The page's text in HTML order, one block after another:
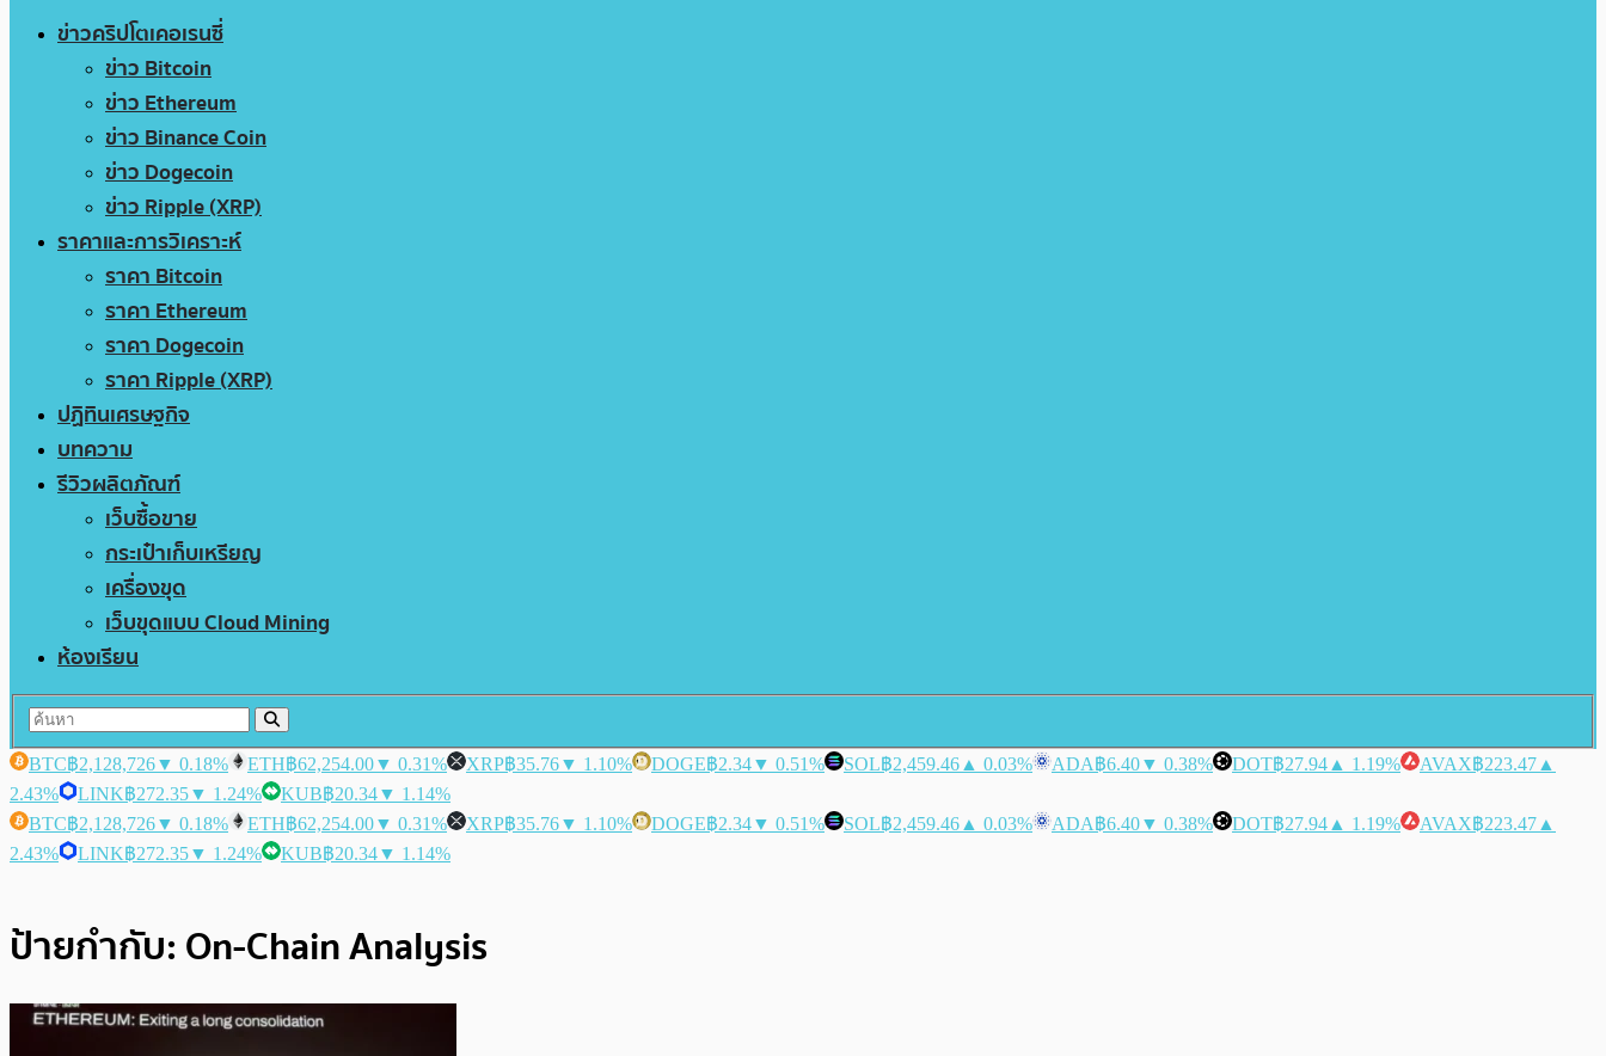
ข่าวคริปโตเคอเรนซี่
ข่าว Bitcoin
ข่าว Ethereum
ข่าว Binance Coin
ข่าว Dogecoin
ข่าว Ripple (XRP)
ราคาและการวิเคราะห์
ราคา Bitcoin
ราคา Ethereum
ราคา Dogecoin
ราคา Ripple (XRP)
ปฏิทินเศรษฐกิจ
บทความ
รีวิวผลิตภัณฑ์
เว็บซื้อขาย
กระเป๋าเก็บเหรียญ
เครื่องขุด
เว็บขุดแบบ Cloud Mining
ห้องเรียน
BTC฿2,128,726▼ 0.18% ETH฿62,254.00▼ 0.31% XRP฿35.76▼ 1.10% DOGE฿2.34▼ 0.51% SOL฿2,459.46 ▲ 0.03% ADA฿6.40▼ 0.38% DOT฿27.94 ▲ 1.19% AVAX฿223.47 ▲
2.43%
LINK฿272.35▼ 1.24% KUB฿20.34▼ 1.14%
BTC฿2,128,726▼ 0.18% ETH฿62,254.00▼ 0.31% XRP฿35.76▼ 1.10% DOGE฿2.34▼ 0.51% SOL฿2,459.46 ▲ 0.03% ADA฿6.40▼ 0.38% DOT฿27.94 ▲ 1.19% AVAX฿223.47 ▲
2.43%
LINK฿272.35▼ 1.24% KUB฿20.34▼ 1.14%
ป้ายกำกับ: On-Chain Analysis